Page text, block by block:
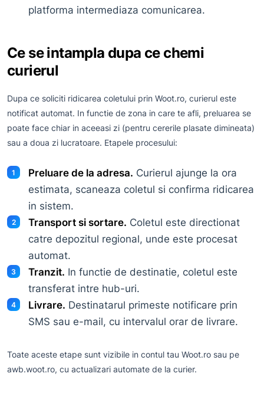
platforma intermediaza comunicarea.
Ce se intampla dupa ce chemi
curierul
Dupa ce soliciti ridicarea coletului prin Woot.ro, curierul este
notificat automat. In functie de zona in care te afli, preluarea se
poate face chiar in aceeasi zi (pentru cererile plasate dimineata)
sau a doua zi lucratoare. Etapele procesului:
1 Preluare de la adresa. Curierul ajunge la ora
estimata, scaneaza coletul si confirma ridicarea
in sistem.
2 Transport si sortare. Coletul este directionat
catre depozitul regional, unde este procesat
automat.
3 Tranzit. In functie de destinatie, coletul este
transferat intre hub-uri.
4 Livrare. Destinatarul primeste notificare prin
SMS sau e-mail, cu intervalul orar de livrare.
Toate aceste etape sunt vizibile in contul tau Woot.ro sau pe
awb.woot.ro, cu actualizari automate de la curier.